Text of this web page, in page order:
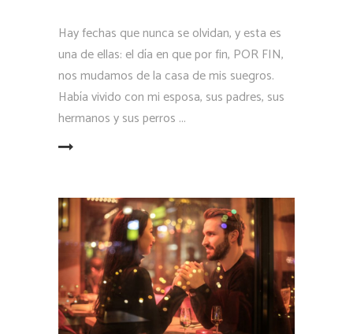
Hay fechas que nunca se olvidan, y esta es
una de ellas: el día en que por fin, POR FIN,
nos mudamos de la casa de mis suegros.
Había vivido con mi esposa, sus padres, sus
hermanos y sus perros